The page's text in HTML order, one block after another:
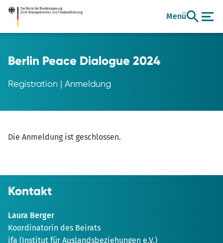
Zum
Hauptinhalt
Menü
Berlin Peace Dialogue 2024
Registration | Anmeldung
Die Anmeldung ist geschlossen.
Kontakt
Laura Berger
Koordinatorin des Beirats
ifa (Institut für Auslandsbeziehungen e.V.)